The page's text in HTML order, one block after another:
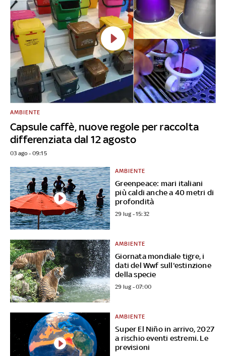
Capsule caffè, nuove regole per raccolta
differenziata dal 12 agosto
AMBIENTE
03 ago - 09:15
Greenpeace: mari italiani
più caldi anche a 40 metri di
profondità
AMBIENTE
29 lug - 15:32
Giornata mondiale tigre, i
dati del Wwf sull'estinzione
della specie
AMBIENTE
29 lug - 07:00
Super El Niño in arrivo, 2027
a rischio eventi estremi. Le
previsioni
AMBIENTE